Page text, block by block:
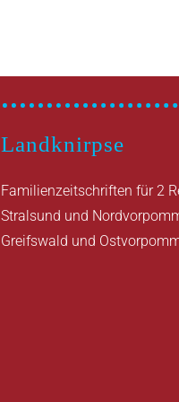
Landknirpse
Familienzeitschriften für 2
Stralsund und
Greifswald und